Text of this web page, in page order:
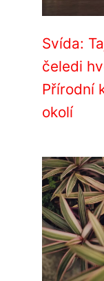
Svída:
čeledi
Přírodní
okolí